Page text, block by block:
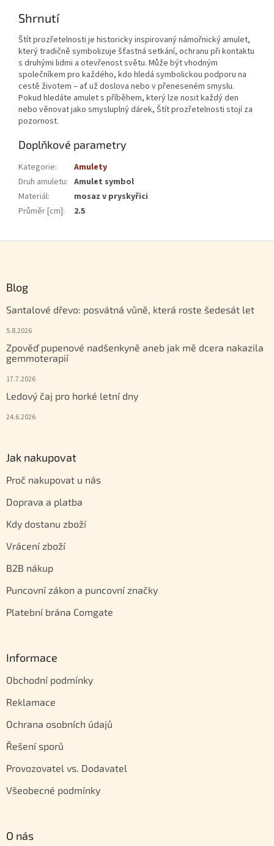
Shrnutí
Štít prozřetelnosti je historicky inspirovaný námořnický amulet,
který tradičně symbolizuje šťastná setkání, ochranu při kontaktu
s druhými lidmi a otevřenost světu. Může být vhodným
společníkem pro každého, kdo hledá symbolickou podporu na
cestě životem – ať už doslova nebo v přeneseném smyslu.
Pokud hledáte amulet s příběhem, který lze nosit každý den
nebo věnovat jako smysluplný dárek, Štít prozřetelnosti stojí za
pozornost.
Doplňkové parametry
Kategorie:
Amulety
Druh amuletu: Amulet symbol
Materiál:
mosaz v pryskyřici
Průměr [cm]: 2.5
Blog
Santalové dřevo: posvátná vůně, která roste šedesát let
5.8.2026
Zpověď pupenové nadšenkyně aneb jak mě dcera nakazila
gemmoterapií
17.7.2026
Ledový čaj pro horké letní dny
24.6.2026
Jak nakupovat
Proč nakupovat u nás
Doprava a platba
Kdy dostanu zboží
Vrácení zboží
B2B nákup
Puncovní zákon a puncovní značky
Platební brána Comgate
Informace
Obchodní podmínky
Reklamace
Ochrana osobních údajů
Řešení sporů
Provozovatel vs. Dodavatel
Všeobecné podmínky
O nás